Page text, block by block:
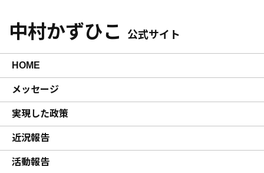
中村かずひこ 公式サイト
HOME
メッセージ
実現した政策
近況報告
活動報告